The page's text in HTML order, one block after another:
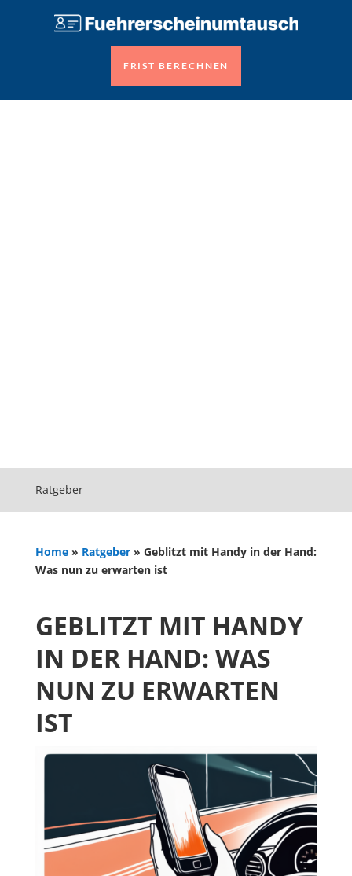
FRIST BERECHNEN
Ratgeber
Home» Ratgeber» Geblitzt mit Handy in der Hand:
Was nun zu erwarten ist
GEBLITZT MIT HANDY
IN DER HAND: WAS
NUN ZU ERWARTEN
IST